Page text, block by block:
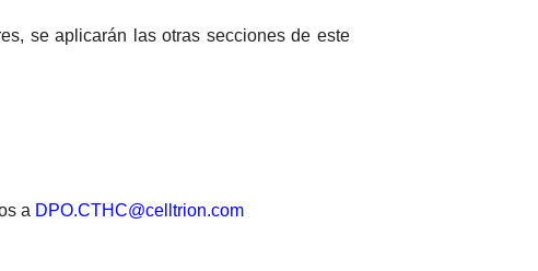
se aplicarán las otras secciones de este
a DPO.CTHC@celltrion.com